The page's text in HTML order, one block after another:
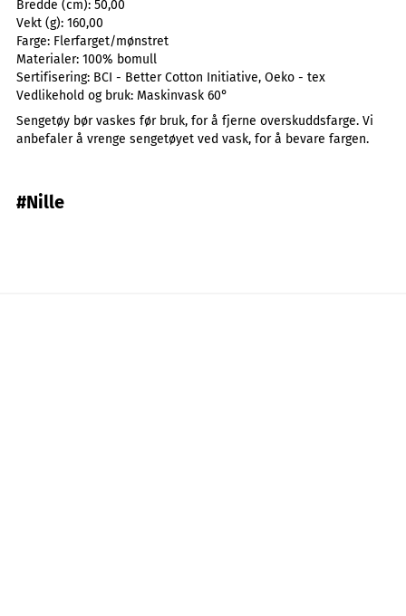
Bredde (cm): 50,00
Vekt (g): 160,00
Farge: Flerfarget/mønstret
Materialer: 100% bomull
Sertifisering: BCI - Better Cotton Initiative, Oeko - tex
Vedlikehold og bruk: Maskinvask 60°
Sengetøy bør vaskes før bruk, for å fjerne overskuddsfarge. Vi
anbefaler å vrenge sengetøyet ved vask, for å bevare fargen.
#Nille